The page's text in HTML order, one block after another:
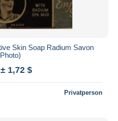
Skin Soap Radium Savon
± 1,72 $
Privatperson